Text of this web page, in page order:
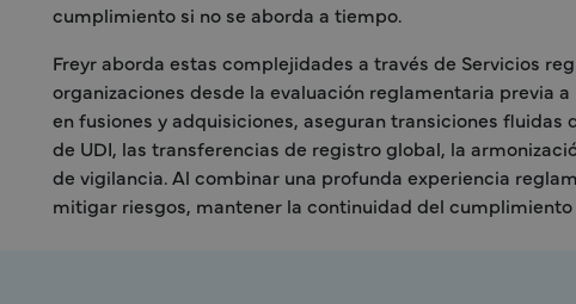
cumplimiento si no se aborda a tiempo.
Freyr aborda estas complejidades a través de Servicios
organizaciones desde la evaluación reglamentaria previa
en fusiones y adquisiciones, aseguran transiciones
de UDI, las transferencias de registro global, la
de vigilancia. Al combinar una profunda experiencia
mitigar riesgos, mantener la continuidad del